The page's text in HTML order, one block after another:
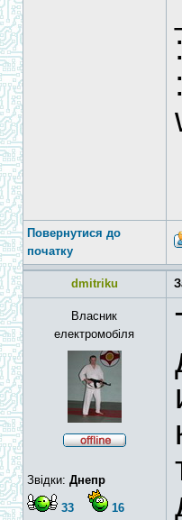
Повернутися до
початку
dmitriku
Власник
електромобіля
Звідки: Днепр
33
16